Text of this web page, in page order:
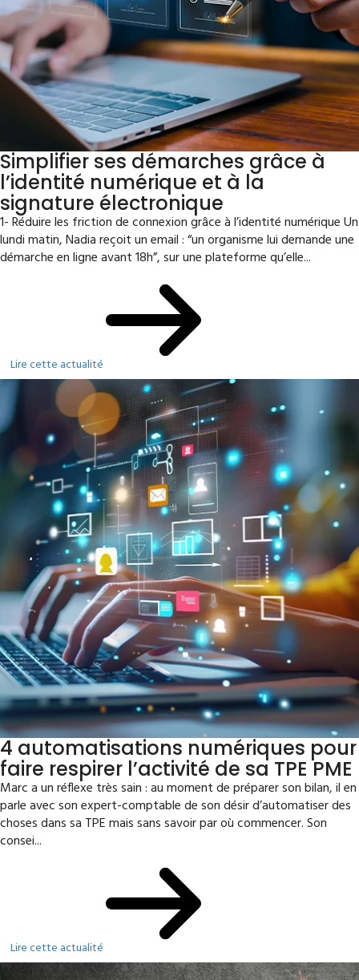
Simplifier ses démarches grâce à
l’identité numérique et à la
signature électronique
1- Réduire les friction de connexion grâce à l’identité numérique Un
lundi matin, Nadia reçoit un email : “un organisme lui demande une
démarche en ligne avant 18h”, sur une plateforme qu’elle...
Lire cette actualité
4 automatisations numériques pour
faire respirer l’activité de sa TPE PME
Marc a un réflexe très sain : au moment de préparer son bilan, il en
parle avec son expert-comptable de son désir d’automatiser des
choses dans sa TPE mais sans savoir par où commencer. Son
consei...
Lire cette actualité